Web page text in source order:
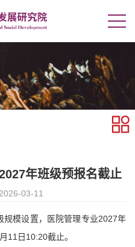
年班级预报名截止
03-11
规模设置，医院管理专业2027年
月11 日 10:20截止。